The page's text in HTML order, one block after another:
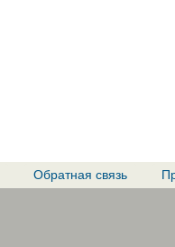
Обратная связь